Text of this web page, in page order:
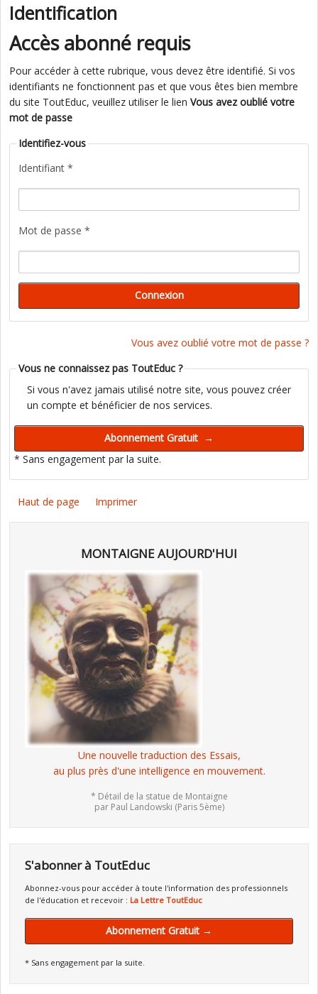
Identification
Accès abonné requis
Pour accéder à cette rubrique, vous devez être identifié. Si vos
identifiants ne fonctionnent pas et que vous êtes bien membre
du site ToutEduc, veuillez utiliser le lien Vous avez oublié votre
mot de passe
Identifiez-vous
Identifiant *
Mot de passe *
Vous avez oublié votre mot de passe ?
Vous ne connaissez pas ToutEduc ?
Si vous n'avez jamais utilisé notre site, vous pouvez créer
un compte et bénéficier de nos services.
* Sans engagement par la suite.
Haut de page Imprimer
MONTAIGNE AUJOURD'HUI
Une nouvelle traduction des Essais,
au plus près d'une intelligence en mouvement.
* Détail de la statue de Montaigne
par Paul Landowski (Paris 5ème)
S'abonner à ToutEduc
Abonnez-vous pour accéder à toute l'information des professionnels
de l'éducation et recevoir : La Lettre ToutEduc
Abonnement Gratuit →
* Sans engagement par la suite.